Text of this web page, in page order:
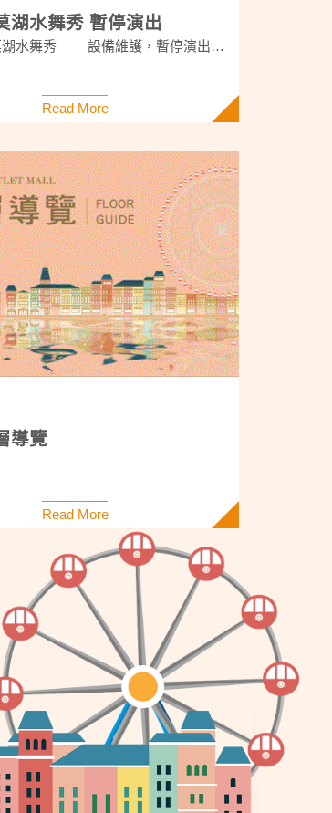
湖水舞秀 暫停演出
科莫湖水舞秀 設備維護，暫停演出 不便之處，敬請見諒
Read More
導覽
Read More